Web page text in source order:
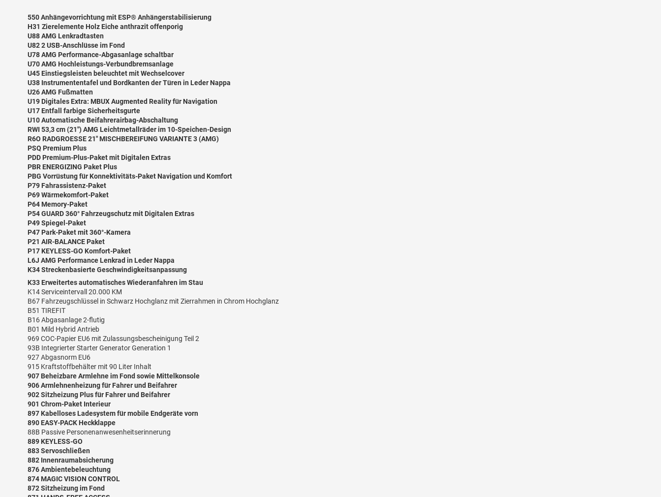
550 Anhängevorrichtung mit ESP® Anhängerstabilisierung
H31 Zierelemente Holz Eiche anthrazit offenporig
U88 AMG Lenkradtasten
U82 2 USB-Anschlüsse im Fond
U78 AMG Performance-Abgasanlage schaltbar
U70 AMG Hochleistungs-Verbundbremsanlage
U45 Einstiegsleisten beleuchtet mit Wechselcover
U38 Instrumententafel und Bordkanten der Türen in Leder Nappa
U26 AMG Fußmatten
U19 Digitales Extra: MBUX Augmented Reality für Navigation
U17 Entfall farbige Sicherheitsgurte
U10 Automatische Beifahrerairbag-Abschaltung
RWI 53,3 cm (21") AMG Leichtmetallräder im 10-Speichen-Design
R6O RADGROESSE 21" MISCHBEREIFUNG VARIANTE 3 (AMG)
PSQ Premium Plus
PDD Premium-Plus-Paket mit Digitalen Extras
PBR ENERGIZING Paket Plus
PBG Vorrüstung für Konnektivitäts-Paket Navigation und Komfort
P79 Fahrassistenz-Paket
P69 Wärmekomfort-Paket
P64 Memory-Paket
P54 GUARD 360° Fahrzeugschutz mit Digitalen Extras
P49 Spiegel-Paket
P47 Park-Paket mit 360°-Kamera
P21 AIR-BALANCE Paket
P17 KEYLESS-GO Komfort-Paket
L6J AMG Performance Lenkrad in Leder Nappa
K34 Streckenbasierte Geschwindigkeitsanpassung
K33 Erweitertes automatisches Wiederanfahren im Stau
K14 Serviceintervall 20.000 KM
B67 Fahrzeugschlüssel in Schwarz Hochglanz mit Zierrahmen in Chrom Hochglanz
B51 TIREFIT
B16 Abgasanlage 2-flutig
B01 Mild Hybrid Antrieb
969 COC-Papier EU6 mit Zulassungsbescheinigung Teil 2
93B Integrierter Starter Generator Generation 1
927 Abgasnorm EU6
915 Kraftstoffbehälter mit 90 Liter Inhalt
907 Beheizbare Armlehne im Fond sowie Mittelkonsole
906 Armlehnenheizung für Fahrer und Beifahrer
902 Sitzheizung Plus für Fahrer und Beifahrer
901 Chrom-Paket Interieur
897 Kabelloses Ladesystem für mobile Endgeräte vorn
890 EASY-PACK Heckklappe
88B Passive Personenanwesenheitserinnerung
889 KEYLESS-GO
883 Servoschließen
882 Innenraumabsicherung
876 Ambientebeleuchtung
874 MAGIC VISION CONTROL
872 Sitzheizung im Fond